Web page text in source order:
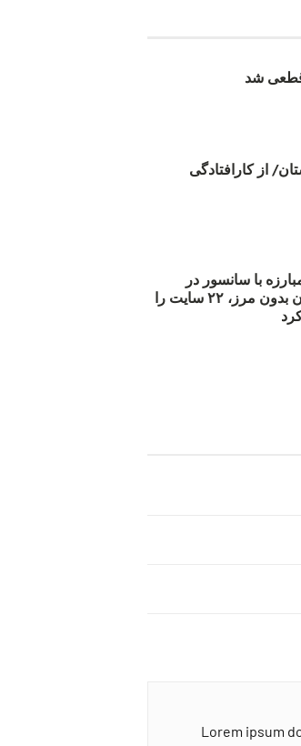
شد
از کارافتادگی
مبارزه با سانسور در
اینترنت: #آزادی هم‌آیند گزارشگران‌ بدون مرز، ۲۲ سایت را
Lorem ipsum